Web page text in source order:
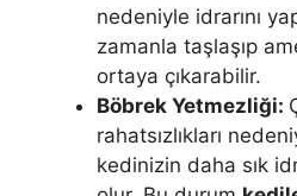
nedeniyle idrarını
zamanla taşlaşıp
ortaya çıkarabilir.
Böbrek Yetmezliği:
rahatsızlıkları
kedinizin daha sık